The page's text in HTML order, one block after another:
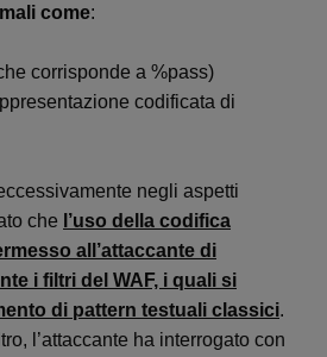
come:
corrisponde a %pass)
codificata di
negli aspetti
che l’uso della codifica
all’attaccante di
i filtri del WAF, i quali si
di pattern testuali classici.
l’attaccante ha interrogato con